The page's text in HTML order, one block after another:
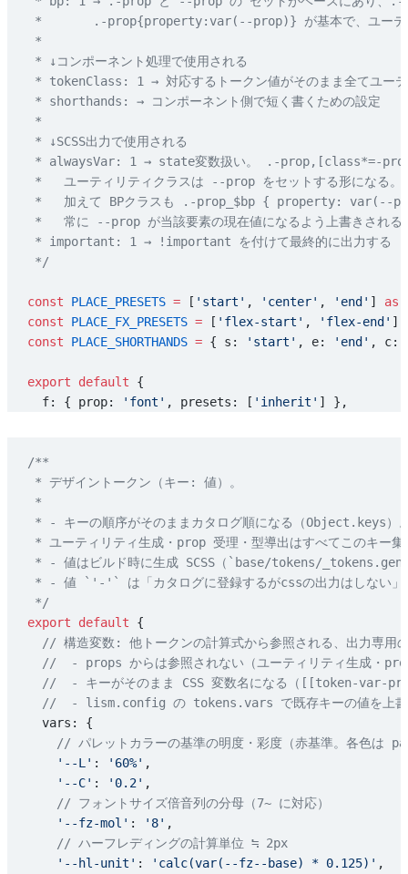
*       .-prop{property:var(--prop)} が基本で、ユーテ
*
* ↓コンポーネント処理で使用される
* tokenClass: 1 → 対応するトークン値がそのまま全てユーテ
* shorthands: → コンポーネント側で短く書くための設定
*
* ↓SCSS出力で使用される
* alwaysVar: 1 → state変数扱い。 .-prop,[class*=-
*   ユーティリティクラスは --prop をセットする形になる。
*   加えて BPクラスも .-prop_$bp { property:
*   常に --prop が当該要素の現在値になるよう上書きされ
* important: 1 → !important を付けて最終的に出力する
*/
const PLACE_PRESETS = [ 'start' , 'center' , 'end' ] as
const PLACE_FX_PRESETS = [ 'flex-start' , 'flex-end' ]
const PLACE_SHORTHANDS = { s: 'start' , e: 'end' , c:
export default {
  f: { prop:
'font' , presets: [ 'inherit' ] },
    prop:
    token:
'fw',
    tokenClass:
    presets: [
'100', '200' , '300', '400', '500',
  },
  ff: { prop:
'fontFamily' , token: 'ff',
  fs: { prop:
'fontStyle', presets: ['italic' ],
  lh: {
    prop:
'--hl'
    isVar:
1 ,
    token:
'hl',
    tokenClass:
1,
    utils: {
'1': '0px' },
  },
  hl: {
    prop:
'--hl' ,
    isVar:
1 ,
    token:
'hl',
    tokenClass:
1 ,
    bp:
1,
// hl="0" で half-leading なし (--hl:0px) を表現で
/**
* デザイントークン（キー: 値）。
*
* - キーの順序がそのままカタログ順になる（Object.keys）
* ユーティリティ生成・prop 受理・型導出はすべてこのキー集
* - 値はビルド時に生成 SCSS（`base/tokens/
* - 値 `'-'` は「カタログに登録するがcssの出力はしない」
*/
export default {
// 構造変数: 他トークンの計算式から参照される、出力専用
//  - props からは参照されない（ユーティリティ生成・
//  - キーがそのまま CSS 変数名になる（[[token-var-
//  - lism.config の tokens.vars で既存キーの値を上書
  vars: {
// パレットカラーの基準の明度・彩度（赤基準。各色は
    '--L'
: '60%' ,
    '--C'
: '0.2' ,
    // フォントサイズ倍音列の分母（7~ に対応）
    '--fz-mol'
: '8' ,
    // ハーフレディングの計算単位 ≒ 2px
    '--hl-unit'
: 'calc(var(--fz--base) * 0.125)' ,